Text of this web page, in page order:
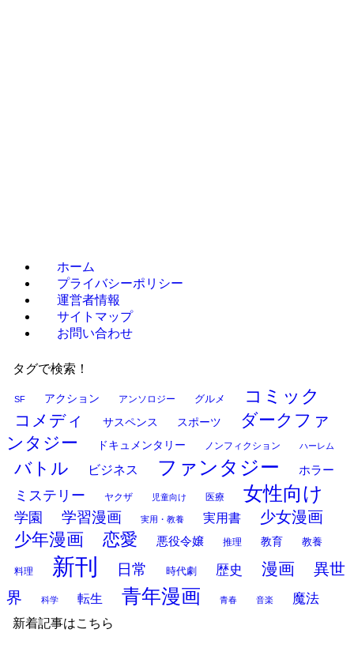
ホーム
プライバシーポリシー
運営者情報
サイトマップ
お問い合わせ
タグで検索！
SF アクション アンソロジー グルメ コミック
コメディ サスペンス スポーツ
ダークファ
ンタジー
ドキュメンタリー ノンフィクション ハーレム
バトル ビジネス ファンタジー ホラー
ミステリー ヤクザ 児童向け 医療 女性向け
学園 学習漫画 実用・教養 実用書 少女漫画
少年漫画 恋愛 悪役令嬢 推理 教育 教養
料理 新刊 日常 時代劇 歴史 漫画
異世
界
科学 転生 青年漫画 青春 音楽 魔法
新着記事はこちら